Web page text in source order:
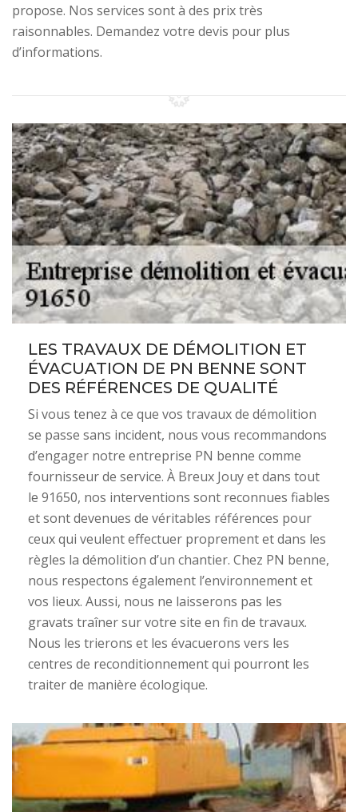
propose. Nos services sont à des prix très
raisonnables. Demandez votre devis pour plus
d’informations.
LES TRAVAUX DE DÉMOLITION ET
ÉVACUATION DE PN BENNE SONT
DES RÉFÉRENCES DE QUALITÉ
Si vous tenez à ce que vos travaux de démolition
se passe sans incident, nous vous recommandons
d’engager notre entreprise PN benne comme
fournisseur de service. À Breux Jouy et dans tout
le 91650, nos interventions sont reconnues fiables
et sont devenues de véritables références pour
ceux qui veulent effectuer proprement et dans les
règles la démolition d’un chantier. Chez PN benne,
nous respectons également l’environnement et
vos lieux. Aussi, nous ne laisserons pas les
gravats traîner sur votre site en fin de travaux.
Nous les trierons et les évacuerons vers les
centres de reconditionnement qui pourront les
traiter de manière écologique.